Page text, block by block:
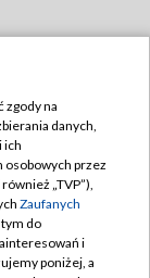
zgody na
danych,
ich
osobowych przez
„TVP”),
Zaufanych
do
i
poniżej, a